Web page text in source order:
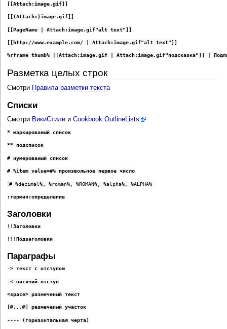
[[Attach:image.gif]]
[[(Attach:)image.gif]]
[[PageName | Attach:image.gif"alt text"]]
[[http://www.example.com/ | Attach:image.gif"alt text"]]
%rframe thumb% [[Attach:image.gif | Attach:image.gif"подсказка"]] |
Разметка целых строк
Смотри Правила разметки текста
Списки
Смотри ВикиСтилии Cookbook:OutlineLists
* маркированый список
** подсписок
# нумерованый список
# %item value=#% произвольное первое число
:# %decimal%, %roman%, %ROMAN%, %alpha%, %ALPHA%
:термин:определение
Заголовки
!!Заголовки
!!!Подзаголовки
Параграфы
-> текст с отступом
-< висячий отступ
<space> размеченый текст
[@...@] размеченый участок
---- (горизонтальная черта)